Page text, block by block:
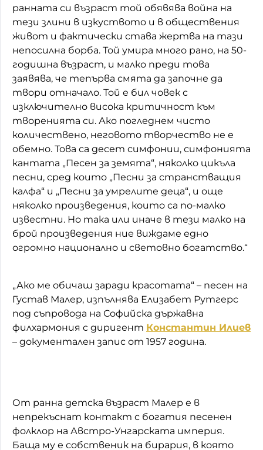
ранната си възраст той обявява война на
тези злини в изкуството и в обществения
живот и фактически става жертва на тази
непосилна борба. Той умира много рано, на 50-
годишна възраст, и малко преди това
заявява, че тепърва смята да започне да
твори отначало. Той е бил човек с
изключително висока критичност към
творенията си. Ако погледнем чисто
количествено, неговото творчество не е
обемно. Това са десет симфонии, симфонията
кантата „Песен за земята“, няколко цикъла
песни, сред които „Песни за странстващия
калфа“ и „Песни за умрелите деца“, и още
няколко произведения, които са по-малко
известни. Но така или иначе в тези малко на
брой произведения ние виждаме едно
огромно национално и световно богатство.“
„Ако ме обичаш заради красотата“ – песен на
Густав Малер, изпълнява Елизабет Рутгерс
под съпровода на Софийска държавна
филхармония с диригент Константин Илиев
– документален запис от 1957 година.
От ранна детска възраст Малер е в
непрекъснат контакт с богатия песенен
фолклор на Австро-Унгарската империя.
Баща му е собственик на бирария, в която